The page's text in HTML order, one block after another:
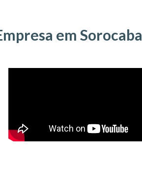
em